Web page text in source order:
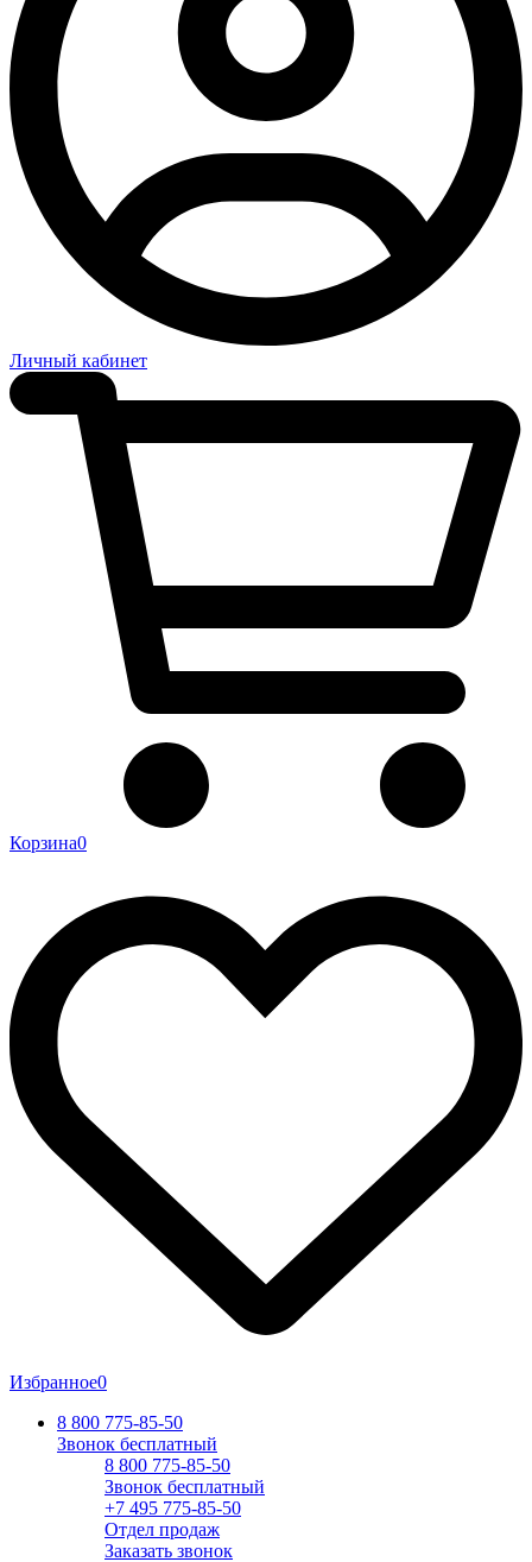
Личный кабинет
Корзина0
Избранное0
8 800 775-85-50
Звонок бесплатный
8 800 775-85-50
Звонок бесплатный
+7 495 775-85-50
Отдел продаж
Заказать звонок